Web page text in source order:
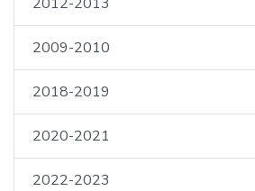
2009-2010
2018-2019
2020-2021
2022-2023